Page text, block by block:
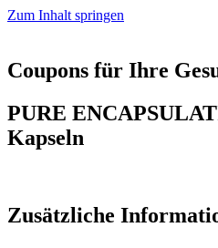
Zum Inhalt springen
Coupons für Ihre
PURE
Kapseln
Zusätzliche